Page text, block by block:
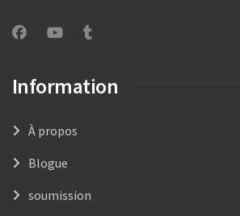
Information
À propos
Blogue
soumission